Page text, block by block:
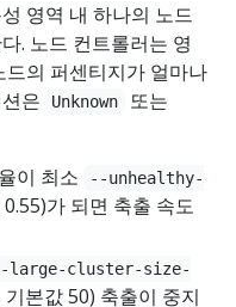
영역 내 하나의 노드
. 노드 컨트롤러는 영
의 퍼센티지가 얼마나
은 Unknown 또는
이 최소
--unhealthy-
가 되면 축출 속도
large-cluster-size-
본값 50) 축출이 중지